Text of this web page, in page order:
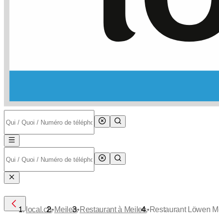
local.ch•Meilen•Restaurant à Meilen•Restaurant Löwen